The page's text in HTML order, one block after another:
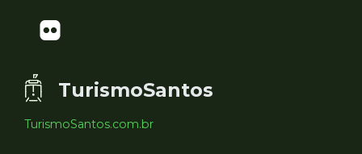
TurismoSantos
TurismoSantos.com.br